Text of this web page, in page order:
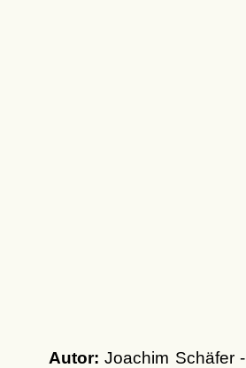
Autor: Joachim Schäfer -